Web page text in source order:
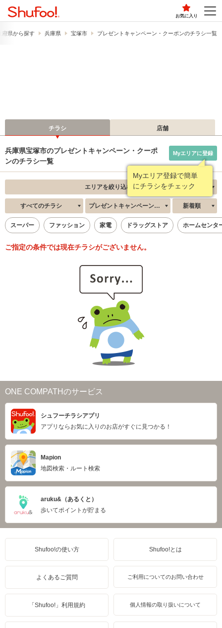
お気に入り
府県から探す 兵庫県 宝塚市 プレゼントキャンペーン・クーポンのチラシ一覧
チラシ 店舗
兵庫県宝塚市のプレゼントキャンペーン・クーポ
ンのチラシ一覧
Myエリア登録で簡単
にチラシをチェック
Myエリアに登録
エリアを絞り込む
すべてのチラシ プレゼントキャンペーン・クーポン 新着順
スーパー ファッション 家電 ドラッグストア ホームセンタ
ご指定の条件では現在チラシがございません。
ONE COMPATHのサービス
シュフーチラシアプリ
アプリならお気に入りのお店がすぐに見つかる！
Mapion
地図検索・ルート検索
aruku&（あるくと）
歩いてポイントが貯まる
Shufoo!の使い方 Shufoo!とは
よくあるご質問 ご利用についてのお問い合わせ
「Shufoo!」利用規約 個人情報の取り扱いについて